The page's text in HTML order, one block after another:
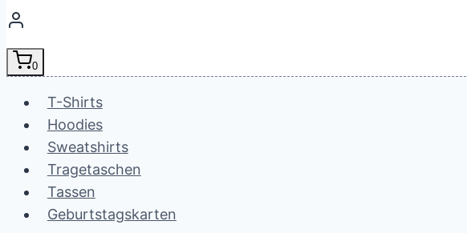
0
T-Shirts
Hoodies
Sweatshirts
Tragetaschen
Tassen
Geburtstagskarten